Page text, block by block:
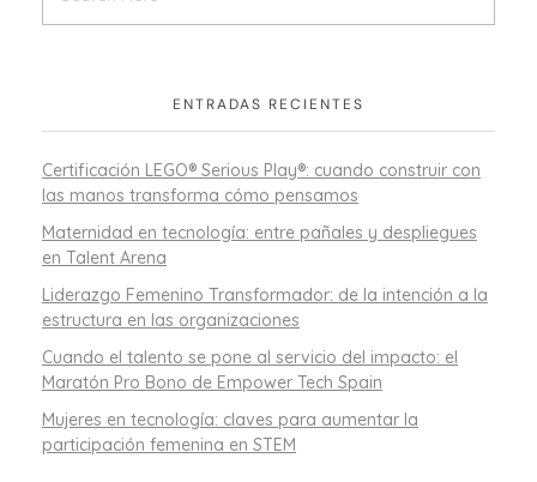
ENTRADAS RECIENTES
Certificación LEGO® Serious Play®: cuando construir con
las manos transforma cómo pensamos
Maternidad en tecnología: entre pañales y despliegues
en Talent Arena
Liderazgo Femenino Transformador: de la intención a la
estructura en las organizaciones
Cuando el talento se pone al servicio del impacto: el
Maratón Pro Bono de Empower Tech Spain
Mujeres en tecnología: claves para aumentar la
participación femenina en STEM